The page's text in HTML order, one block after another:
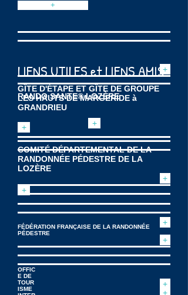
+
+
GÎTE D'ÉTAPE ET GÎTE DE GROUPE
LES HAUTS DE MARGERIDE à
GRANDRIEU
+
COMITÉ DÉPARTEMENTAL DE LA
RANDONNÉE PÉDESTRE DE LA
LOZÈRE
+
FÉDÉRATION FRANÇAISE DE LA RANDONNÉE
PÉDESTRE
+
OFFIC
E DE
TOUR
ISME
+
LIENS UTILES et LIENS AMIS
RANDO SANTE® LOZÈRE
+
+
+
+